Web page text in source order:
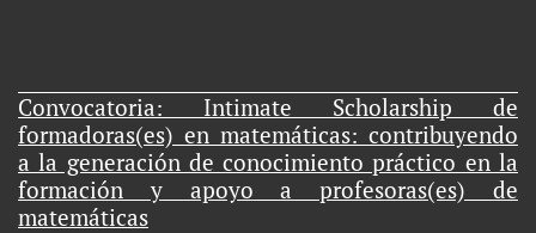
Convocatoria: Intimate Scholarship de
formadoras(es) en matemáticas: contribuyendo
a la generación de conocimiento práctico en la
formación y apoyo a profesoras(es) de
matemáticas